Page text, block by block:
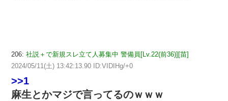
206: 社説＋で新規スレ立て人募集中 警備員[Lv.22(前36)][苗]
2024/05/11(土) 13:42:13.90 ID:VIDIHg/+0
>>1
麻生とかマジで言ってるのｗｗｗ